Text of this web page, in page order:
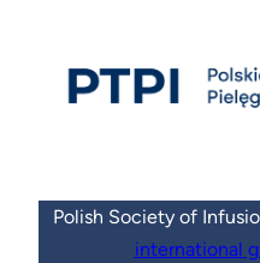
Polish Society of
international